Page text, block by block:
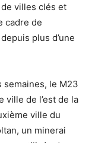
de villes clés et
cadre de
plus d’une
semaines, le M23
ville de l’est de la
ville du
un minerai